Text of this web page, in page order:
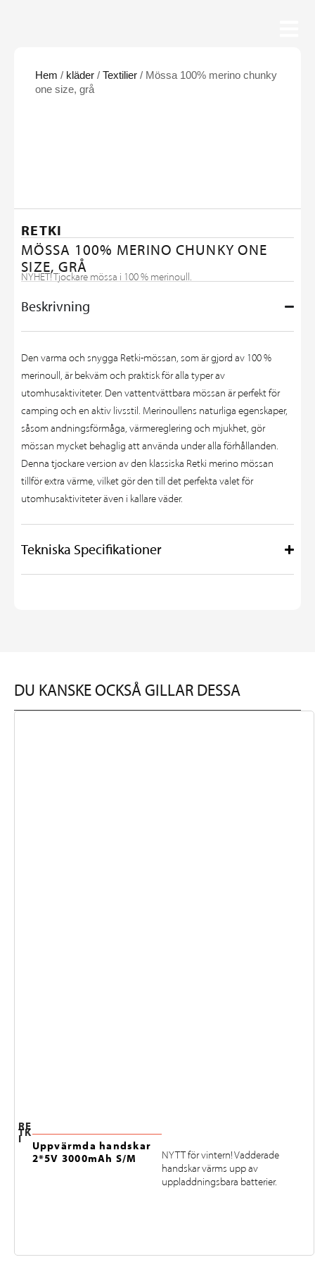
Hem / kläder / Textilier / Mössa 100% merino chunky
one size, grå
RETKI
MÖSSA 100% MERINO CHUNKY ONE
SIZE, GRÅ
NYHET! Tjockare mössa i 100 % merinoull.
Beskrivning
Den varma och snygga Retki-mössan, som är gjord av 100 %
merinoull, är bekväm och praktisk för alla typer av
utomhusaktiviteter. Den vattentvättbara mössan är perfekt för
camping och en aktiv livsstil. Merinoullens naturliga egenskaper,
såsom andningsförmåga, värmereglering och mjukhet, gör
mössan mycket behaglig att använda under alla förhållanden.
Denna tjockare version av den klassiska Retki merino mössan
tillför extra värme, vilket gör den till det perfekta valet för
utomhusaktiviteter även i kallare väder.
Tekniska Specifikationer
DU KANSKE OCKSÅ GILLAR DESSA
RE
TK
I
Uppvärmda handskar
2*5V 3000mAh S/M
NYTT för vintern! Vadderade
handskar värms upp av
uppladdningsbara batterier.